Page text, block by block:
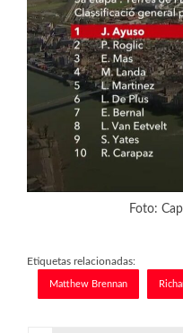
Foto:
Etiquetas relacionadas:
Matthew Brennan